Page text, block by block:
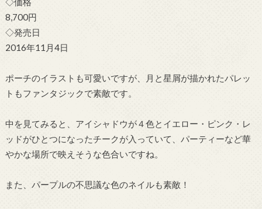
8,700円
◇発売日
2016年11月4日
ポーチのイラストも可愛いですが、月と星屑が描かれたパレッ
トもファンタジックで素敵です。
中を見てみると、アイシャドウが４色とイエロー・ピンク・レ
ッドがひとつになったチークが入っていて、パーティーなど華
やかな場所で映えそうな色合いですね。
また、パープルの不思議な色のネイルも素敵！